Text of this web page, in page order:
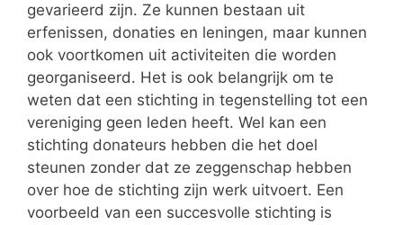
gevarieerd zijn. Ze kunnen bestaan uit
erfenissen, donaties en leningen, maar kunnen
ook voortkomen uit activiteiten die worden
georganiseerd. Het is ook belangrijk om te
weten dat een stichting in tegenstelling tot een
vereniging geen leden heeft. Wel kan een
stichting donateurs hebben die het doel
steunen zonder dat ze zeggenschap hebben
over hoe de stichting zijn werk uitvoert. Een
voorbeeld van een succesvolle stichting is